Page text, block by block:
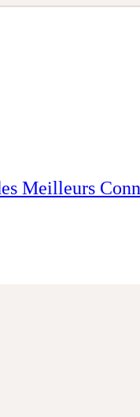
Meilleurs